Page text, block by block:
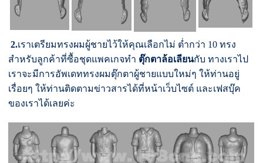
2.เราเตรียมทรงผมผู้ชายไว้ให้คุณเลือกไม่ ต่ำกว่า 10 ทรง
สำหรับลูกค้าที่ซื้อชุดแพคเกจทำ ตุ๊กตาล้อเลียนกับ ทางเราไป
เราจะมีการอัพเดททรงผมตุ๊กตาผู้ชายแบบใหม่ๆ ให้ท่านอยู่
เรื่อยๆ ให้ท่านติดตามข่าวสารได้ที่หน้าเว็บไซต์ และเฟสบุ๊ค
ของเราได้เลยค่ะ